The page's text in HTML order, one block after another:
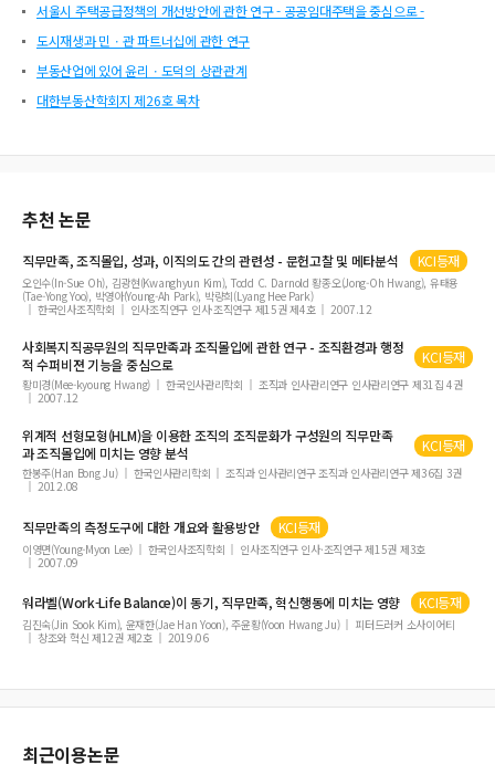
서울시 주택공급정책의 개선방안에 관한 연구 - 공공임대주택을 중심으로 -
도시재생과 민ㆍ관 파트너십에 관한 연구
부동산업에 있어 윤리ㆍ도덕의 상관관계
대한부동산학회지 제26호 목차
추천 논문
직무만족, 조직몰입, 성과, 이직의도 간의 관련성 - 문헌고찰 및 메타분석 KCI등재
오인수(In-Sue Oh), 김광현(Kwanghyun Kim), Todd C. Darnold 황종오(Jong-Oh Hwang), 유태용
(Tae-Yong Yoo), 박영아(Young-Ah Park), 박량희(Lyang Hee Park)
한국인사조직학회
인사조직연구 인사·조직연구 제15권 제4호 2007.12
사회복지직공무원의 직무만족과 조직몰입에 관한 연구 - 조직환경과 행정
적 수퍼비젼 기능을 중심으로
KCI등재
황미경(Mee-kyoung Hwang) 한국인사관리학회
조직과 인사관리연구 인사관리연구 제31집 4권
2007.12
위계적 선형모형(HLM)을 이용한 조직의 조직문화가 구성원의 직무만족
과 조직몰입에 미치는 영향 분석
KCI등재
한봉주(Han Bong Ju) 한국인사관리학회
조직과 인사관리연구 조직과 인사관리연구 제36집 3권
2012.08
직무만족의 측정도구에 대한 개요와 활용방안 KCI등재
이영면(Young-Myon Lee) 한국인사조직학회
인사조직연구 인사·조직연구 제15권 제3호
2007.09
워라벨(Work-Life Balance)이 동기, 직무만족, 혁신행동에 미치는 영향 KCI등재
김진숙(Jin Sook Kim), 윤재한(Jae Han Yoon), 주윤황(Yoon Hwang Ju)
피터드러커 소사이어티
창조와 혁신 제12권 제2호
2019.06
최근이용논문